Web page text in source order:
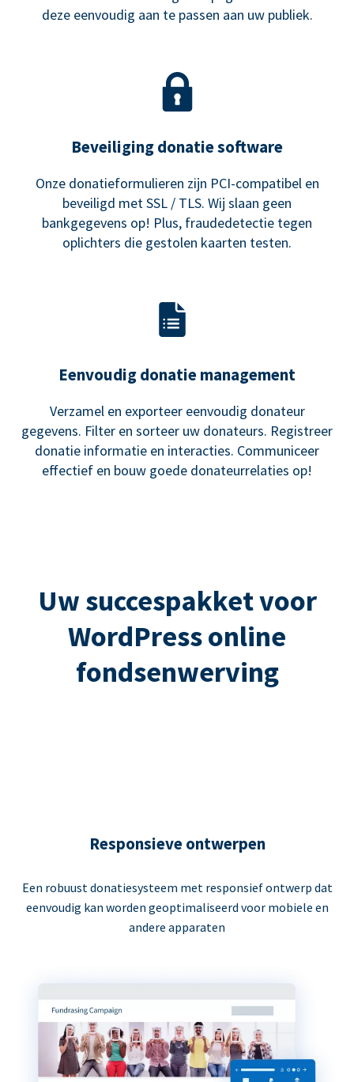
deze eenvoudig aan te passen aan uw publiek.
Beveiliging donatie software
Onze donatieformulieren zijn PCI-compatibel en
beveiligd met SSL / TLS. Wij slaan geen
bankgegevens op! Plus, fraudedetectie tegen
oplichters die gestolen kaarten testen.
Eenvoudig donatie management
Verzamel en exporteer eenvoudig donateur
gegevens. Filter en sorteer uw donateurs. Registreer
donatie informatie en interacties. Communiceer
effectief en bouw goede donateurrelaties op!
Uw succespakket voor
WordPress online
fondsenwerving
Responsieve ontwerpen
Een robuust donatiesysteem met responsief ontwerp dat
eenvoudig kan worden geoptimaliseerd voor mobiele en
andere apparaten